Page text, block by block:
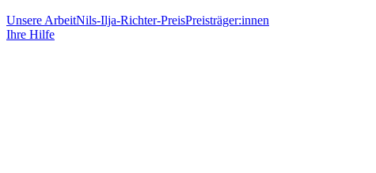
Unsere ArbeitNils-Ilja-Richter-PreisPreisträger:innen
Ihre Hilfe